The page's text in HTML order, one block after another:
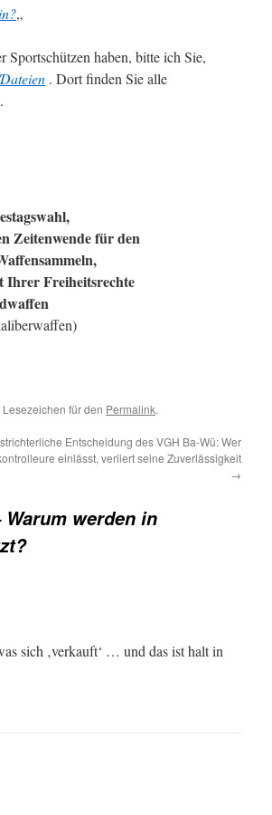
„
Sportschützen haben, bitte ich Sie,
. Dort finden Sie alle
Zeitenwende für den
Ihrer Freiheitsrechte
für den Permalink.
Entscheidung des VGH Ba-Wü: Wer
einlässt, verliert seine Zuverlässigkeit
→
werden in
sich ‚verkauft‘ … und das ist halt in